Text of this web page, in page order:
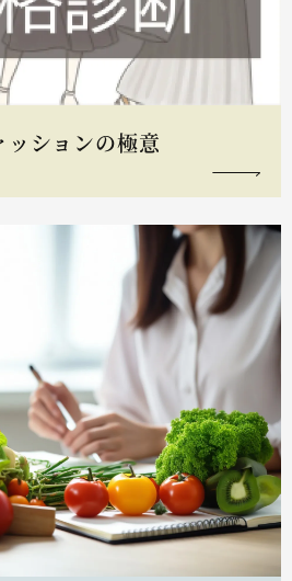
ションの極意